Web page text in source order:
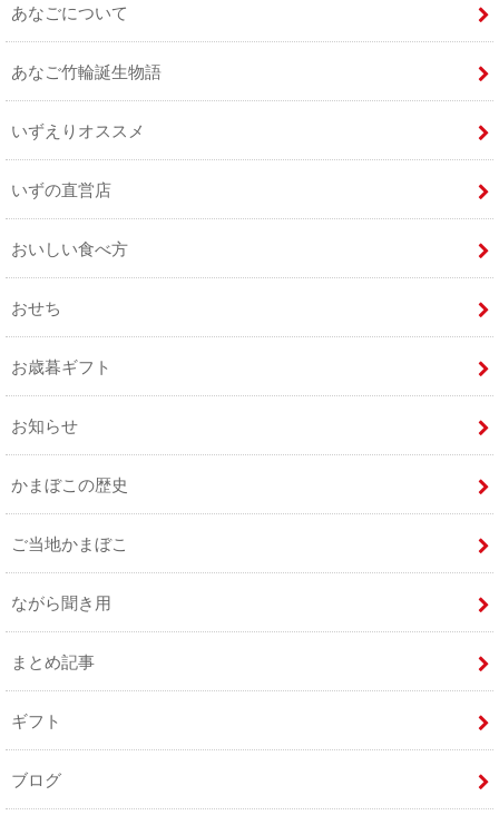
あなごについて
あなご竹輪誕生物語
いずえりオススメ
いずの直営店
おいしい食べ方
おせち
お歳暮ギフト
お知らせ
かまぼこの歴史
ご当地かまぼこ
ながら聞き用
まとめ記事
ギフト
ブログ